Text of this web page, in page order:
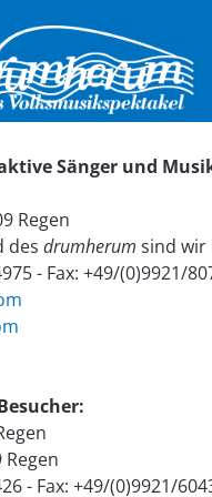
Sänger und
Regen
des drumherum sind wir
- Fax: +49/(0)9921/
Regen
- Fax: +49/(0)9921/